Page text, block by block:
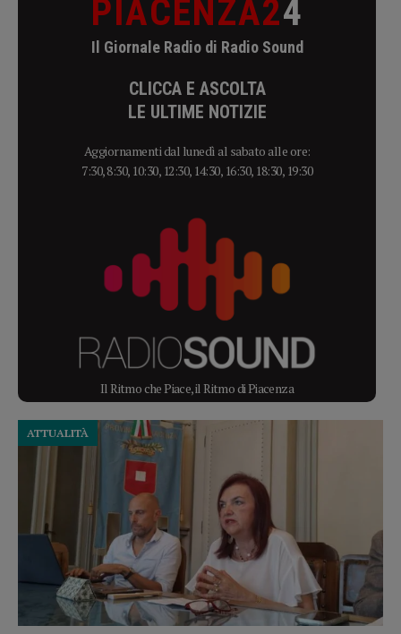
PIACENZA24
Il Giornale Radio di Radio Sound
CLICCA E ASCOLTA
LE ULTIME NOTIZIE
Aggiornamenti dal lunedì al sabato alle ore:
7:30, 8:30, 10:30, 12:30, 14:30, 16:30, 18:30, 19:30
Il Ritmo che Piace, il Ritmo di Piacenza
ATTUALITÀ